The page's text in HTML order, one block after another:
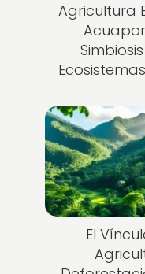
Agricultura
El